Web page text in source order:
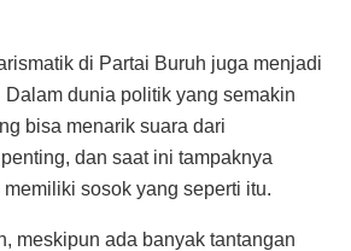
di Partai Buruh juga menjadi
dunia politik yang semakin
bisa menarik suara dari
dan saat ini tampaknya
sosok yang seperti itu.
meskipun ada banyak tantangan